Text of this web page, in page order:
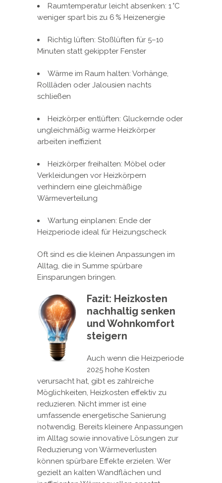
Raumtemperatur leicht absenken: 1 °C
weniger spart bis zu 6 % Heizenergie
Richtig lüften: Stoßlüften für 5–10
Minuten statt gekippter Fenster
Wärme im Raum halten: Vorhänge,
Rollläden oder Jalousien nachts
schließen
Heizkörper entlüften: Gluckernde oder
ungleichmäßig warme Heizkörper
arbeiten ineffizient
Heizkörper freihalten: Möbel oder
Verkleidungen vor Heizkörpern
verhindern eine gleichmäßige
Wärmeverteilung
Wartung einplanen: Ende der
Heizperiode ideal für Heizungscheck
Oft sind es die kleinen Anpassungen im
Alltag, die in Summe spürbare
Einsparungen bringen.
Fazit: Heizkosten
nachhaltig senken
und Wohnkomfort
steigern
Auch wenn die Heizperiode
2025 hohe Kosten
verursacht hat, gibt es zahlreiche
Möglichkeiten, Heizkosten effektiv zu
reduzieren. Nicht immer ist eine
umfassende energetische Sanierung
notwendig. Bereits kleinere Anpassungen
im Alltag sowie innovative Lösungen zur
Reduzierung von Wärmeverlusten
können spürbare Effekte erzielen. Wer
gezielt an kalten Wandflächen und